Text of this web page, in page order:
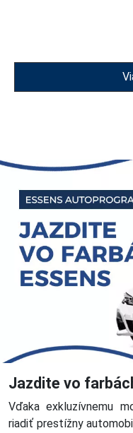
Jazdite vo
Vďaka exkluzívnemu
riadiť prestížny